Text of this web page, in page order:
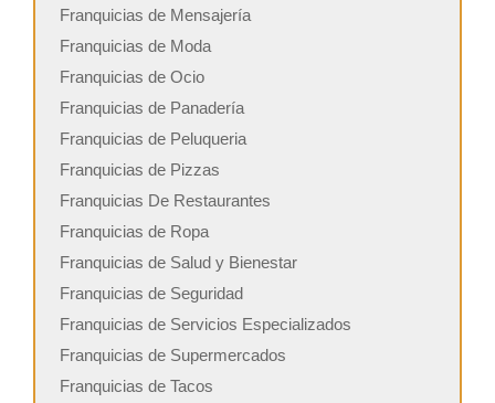
Franquicias de Mensajería
Franquicias de Moda
Franquicias de Ocio
Franquicias de Panadería
Franquicias de Peluqueria
Franquicias de Pizzas
Franquicias De Restaurantes
Franquicias de Ropa
Franquicias de Salud y Bienestar
Franquicias de Seguridad
Franquicias de Servicios Especializados
Franquicias de Supermercados
Franquicias de Tacos